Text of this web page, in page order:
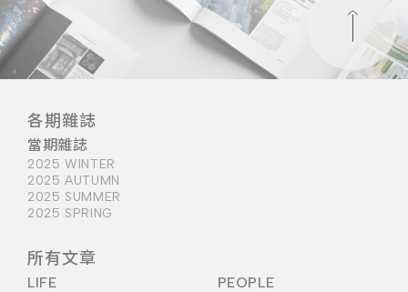
各期雜誌
當期雜誌
2025 WINTER
2025 AUTUMN
2025 SUMMER
2025 SPRING
所有文章
LIFE PEOPLE